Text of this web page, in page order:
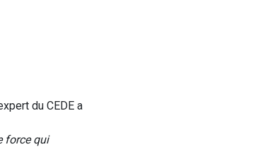
du CEDE a
force qui